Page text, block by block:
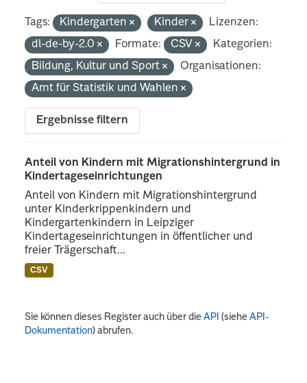
Tags: Kindergarten Kinder
Lizenzen:
dl-de-by-2.0
Formate: CSV
Kategorien:
Bildung, Kultur und Sport
Organisationen:
Amt für Statistik und Wahlen
Ergebnisse filtern
Anteil von Kindern mit Migrationshintergrund in
Kindertageseinrichtungen
Anteil von Kindern mit Migrationshintergrund
unter Kinderkrippenkindern und
Kindergartenkindern in Leipziger
Kindertageseinrichtungen in öffentlicher und
freier Trägerschaft...
CSV
Sie können dieses Register auch über dieAPI (sieheAPI-
Dokumentation) abrufen.